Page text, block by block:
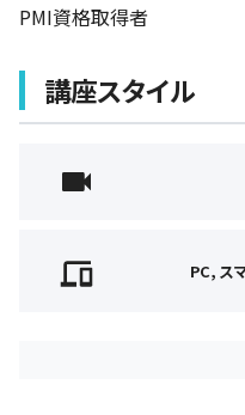
PMI資格取得者
講座スタイル
PC, ス